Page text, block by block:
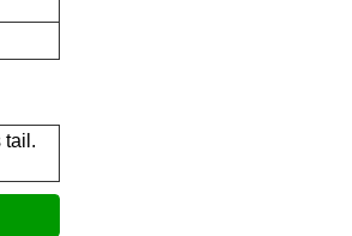
tail.